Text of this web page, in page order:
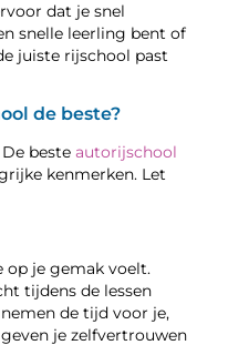
dat je snel
snelle leerling bent of
juiste rijschool past
de beste?
De besteautorijschool
kenmerken. Let
op je gemak voelt.
tijdens de lessen
de tijd voor je,
je zelfvertrouwen